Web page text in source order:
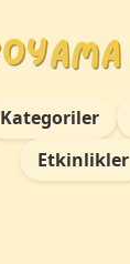
Kategoriler
Etkinlikler